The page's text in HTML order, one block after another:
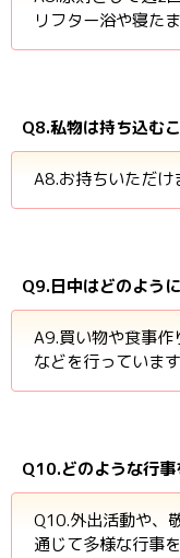
リフター浴や寝た
Q8.私物は持ち込む
A8.お持ちいただけ
Q9.日中はどのよう
A9.買い物や食事
などを行っています
Q10.どのような行事
Q10.外出活動や、
通じて多様な行事